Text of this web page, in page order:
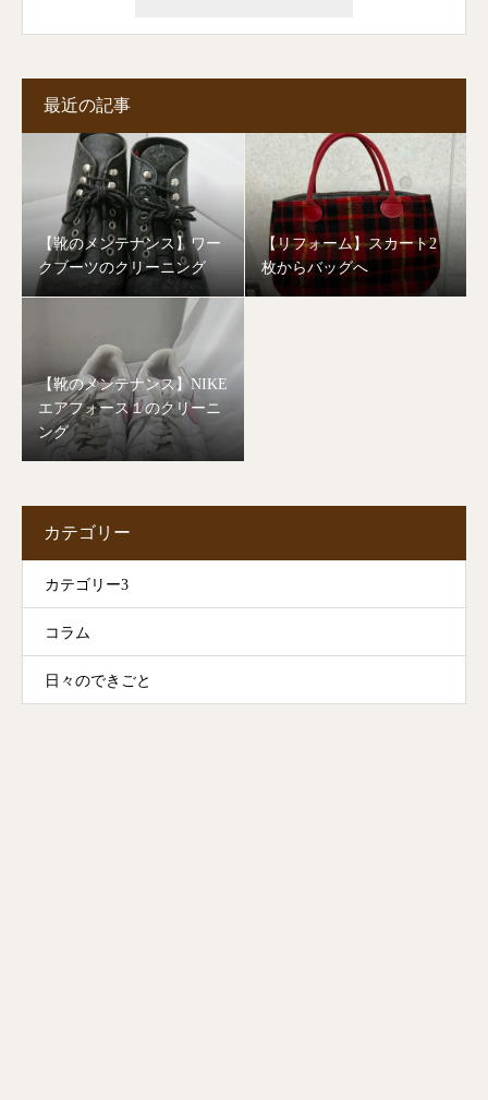
最近の記事
【靴のメンテナンス】ワー
クブーツのクリーニング
【リフォーム】スカート2
枚からバッグへ
【靴のメンテナンス】NIKE
エアフォース１のクリーニ
ング
カテゴリー
カテゴリー3
コラム
日々のできごと